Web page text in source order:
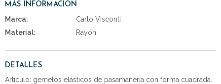
MÁS INFORMACIÓN
Marca:
Carlo Visconti
Material:
Rayón
DETALLES
Artículo: gemelos elásticos de pasamanería con forma cuadrada.